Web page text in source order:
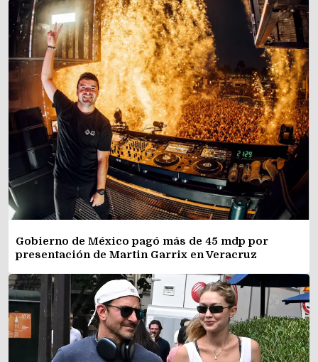
Gobierno de México pagó más de 45 mdp por
presentación de Martin Garrix en Veracruz